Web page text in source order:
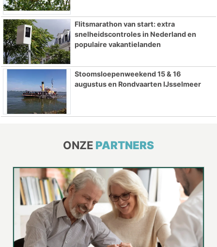
Flitsmarathon van start: extra
snelheidscontroles in Nederland en
populaire vakantielanden
Stoomsloepenweekend 15 & 16
augustus en Rondvaarten IJsselmeer
ONZE PARTNERS